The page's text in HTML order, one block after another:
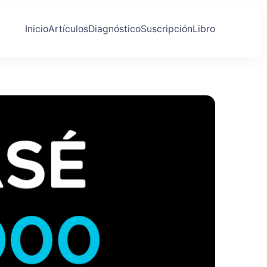
InicioArtículosDiagnósticoSuscripciónLibro